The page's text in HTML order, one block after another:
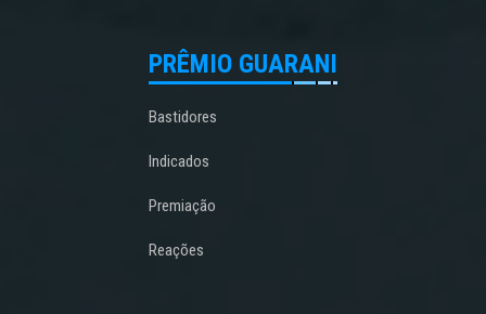
PRÊMIO GUARANI
Bastidores
Indicados
Premiação
Reações